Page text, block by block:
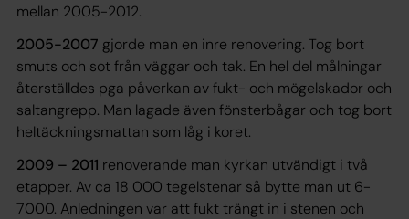
mellan 2005-2012.
2005-2007 gjorde man en inre renovering. Tog bort
smuts och sot från väggar och tak. En hel del målningar
återställdes pga påverkan av fukt- och mögelskador och
saltangrepp. Man lagade även fönsterbågar och tog bort
heltäckningsmattan som låg i koret.
2009 – 2011 renoverande man kyrkan utvändigt i två
etapper. Av ca 18 000 tegelstenar så bytte man ut 6-
7000. Anledningen var att fukt trängt in i stenen och